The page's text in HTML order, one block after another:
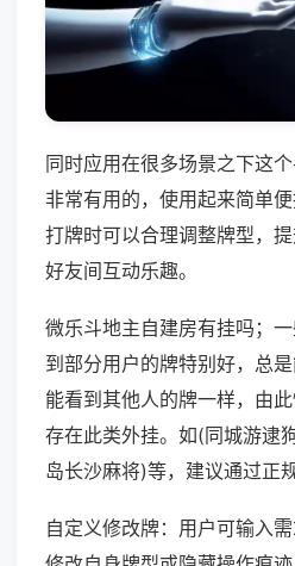
同时应用在很多场景之下这
非常有用的，使用起来简单
打牌时可以合理调整牌型，
好友间互动乐趣。
微乐斗地主自建房有挂吗；
到部分用户的牌特别好，总
能看到其他人的牌一样，由
存在此类外挂。如(同城游逮
岛长沙麻将)等，建议通过正
自定义修改牌：用户可输入